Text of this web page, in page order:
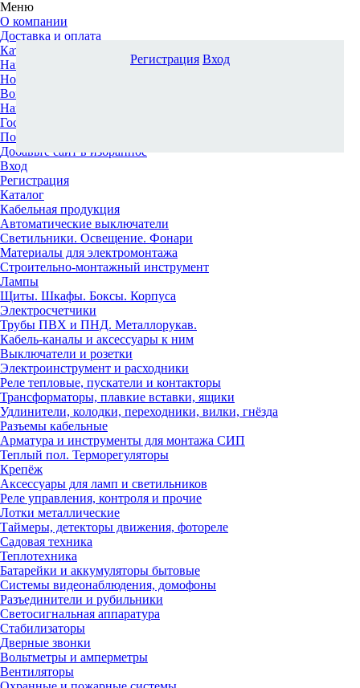
Меню
О компании
Доставка и оплата
Каталог
Наши офисы
Новости и новинки
Вопрос-ответ
Наша команда
Гос. заказчикам
Поставщикам
Добавьте сайт в избранное
Вход
Регистрация
Каталог
Кабельная продукция
Автоматические выключатели
Светильники. Освещение. Фонари
Материалы для электромонтажа
Строительно-монтажный инструмент
Лампы
Щиты. Шкафы. Боксы. Корпуса
Электросчетчики
Трубы ПВХ и ПНД. Металлорукав.
Кабель-каналы и аксессуары к ним
Выключатели и розетки
Электроинструмент и расходники
Реле тепловые, пускатели и контакторы
Трансформаторы, плавкие вставки, ящики
Удлинители, колодки, переходники, вилки, гнёзда
Разъемы кабельные
Арматура и инструменты для монтажа СИП
Теплый пол. Терморегуляторы
Крепёж
Аксессуары для ламп и светильников
Реле управления, контроля и прочие
Лотки металлические
Таймеры, детекторы движения, фотореле
Садовая техника
Теплотехника
Батарейки и аккумуляторы бытовые
Системы видеонаблюдения, домофоны
Разъединители и рубильники
Светосигнальная аппаратура
Стабилизаторы
Дверные звонки
Вольтметры и амперметры
Вентиляторы
Регистрация Вход